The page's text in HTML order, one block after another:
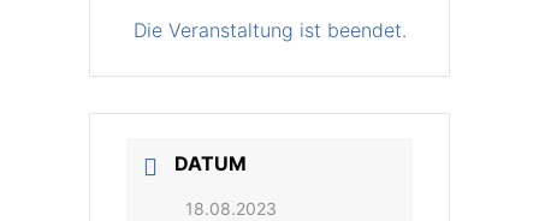
Die Veranstaltung ist beendet.
DATUM
18.08.2023